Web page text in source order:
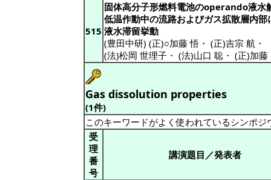
515
固体高分子形燃料電池のoperando液水
低温作動中の流路およびガス拡散層内部
液水滞留挙動
(豊田中研) (正)○加藤 悟 ・ (正)吉宗 航 ・
(法)松岡 世理子 ・ (法)山口 聡 ・ (正)加藤
Gas dissolution properties
(1件)
このキーワードがよく使われているシンポ
受
理
番
号
講演題目／発表者